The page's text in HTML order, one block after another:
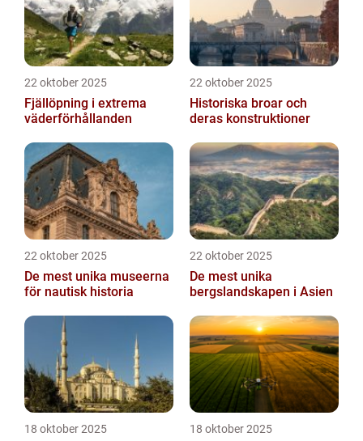
22 oktober 2025
Fjällöpning i extrema
väderförhållanden
22 oktober 2025
Historiska broar och
deras konstruktioner
22 oktober 2025
De mest unika museerna
för nautisk historia
22 oktober 2025
De mest unika
bergslandskapen i Asien
18 oktober 2025 18 oktober 2025